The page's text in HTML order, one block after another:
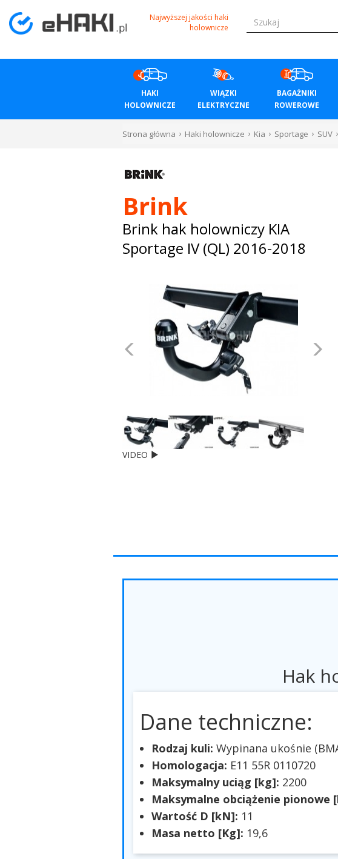
Menu
Najwyższej jakości haki
holownicze
HAKI
HOLOWNICZE
WIĄZKI
ELEKTRYCZNE
BAGAŻNIKI
ROWEROWE
Strona główna Haki holownicze Kia Sportage SUV
Brink
Brink hak holowniczy KIA
Sportage IV (QL) 2016-2018
Poprzednie
VIDEO
Hak
Dane techniczne:
Rodzaj kuli: Wypinana ukośnie
Homologacja: E11 55R 0110720
Maksymalny uciąg [kg]: 2200
Maksymalne obciążenie pionowe
Wartość D [kN]: 11
Masa netto [Kg]: 19,6